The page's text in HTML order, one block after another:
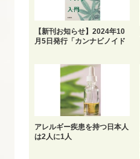
【新刊お知らせ】2024年10
月5日発行「カンナビノイド
アレルギー疾患を持つ日本人
は2人に1人